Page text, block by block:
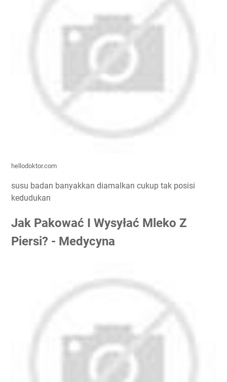
hellodoktor.com
susu badan banyakkan diamalkan cukup tak posisi
kedudukan
Jak Pakować I Wysyłać Mleko Z
Piersi? - Medycyna